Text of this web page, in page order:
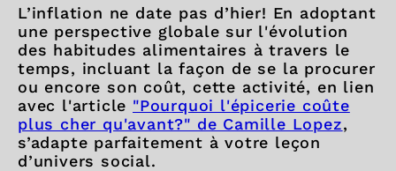
L’inflation ne date pas d’hier! En adoptant
une perspective globale sur l'évolution
des habitudes alimentaires à travers le
temps, incluant la façon de se la procurer
ou encore son coût, cette activité, en lien
avec l'article "Pourquoi l'épicerie coûte
plus cher qu'avant?" de Camille Lopez,
s’adapte parfaitement à votre leçon
d’univers social.